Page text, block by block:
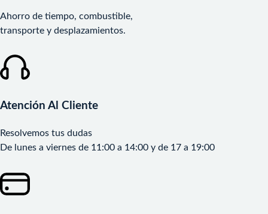
Ahorro de tiempo, combustible,
transporte y desplazamientos.
Atención Al Cliente
Resolvemos tus dudas
De lunes a viernes de 11:00 a 14:00 y de 17 a 19:00